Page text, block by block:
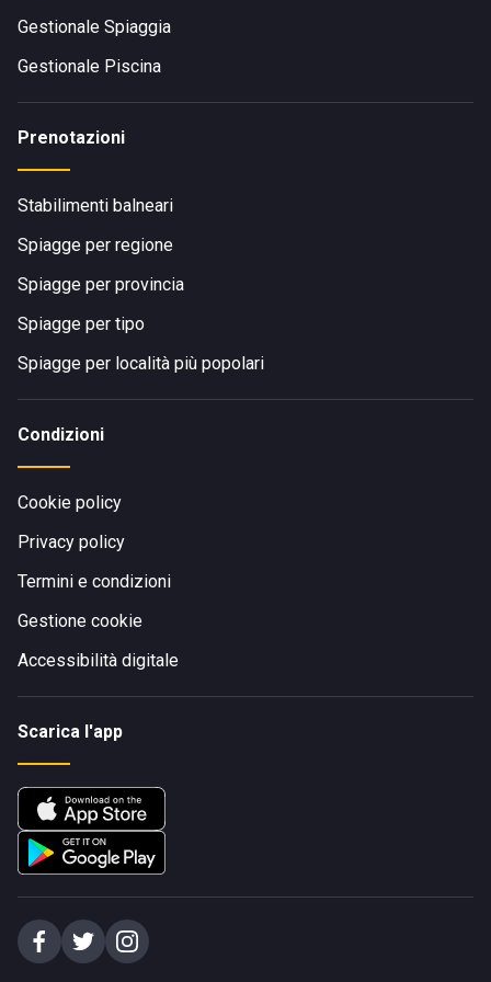
raggiungere SAM Beach con un servizio di taxi o
Gestionale Spiaggia
Gestionale Piscina
Prenotazioni
Stabilimenti balneari
Spiagge per regione
Spiagge per provincia
Spiagge per tipo
Spiagge per località più popolari
Condizioni
Cookie policy
Privacy policy
Termini e condizioni
Gestione cookie
Accessibilità digitale
Scarica l'app